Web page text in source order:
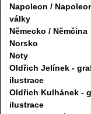
Napoleon /
války
Německo / Němčina
Norsko
Noty
Oldřich Jelínek -
ilustrace
Oldřich Kulhánek -
ilustrace